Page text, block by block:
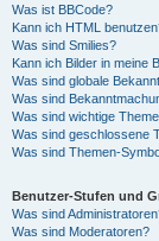
Was ist BBCode?
Kann ich HTML
Was sind Smilies?
Kann ich Bilder in meine
Was sind globale
Was sind
Was sind wichtige
Was sind geschlossene
Was sind Themen-
Benutzer-Stufen und
Was sind
Was sind Moderatoren?